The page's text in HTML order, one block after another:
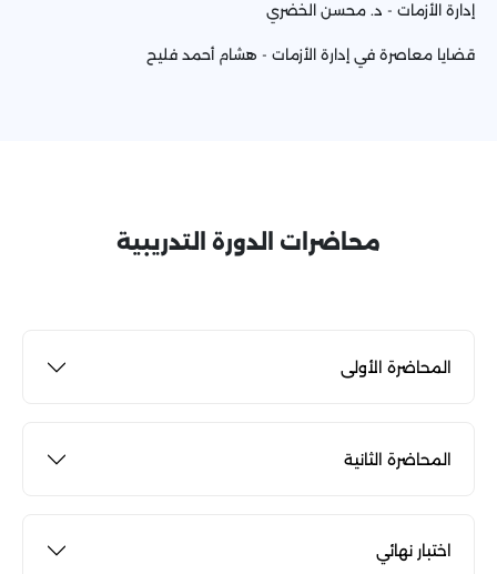
إدارة الأزمات - د. محسن الخضري
قضايا معاصرة في إدارة الأزمات - هشام أحمد فليح
محاضرات الدورة التدريبية
المحاضرة الأولى
المحاضرة الثانية
اختبار نهائي